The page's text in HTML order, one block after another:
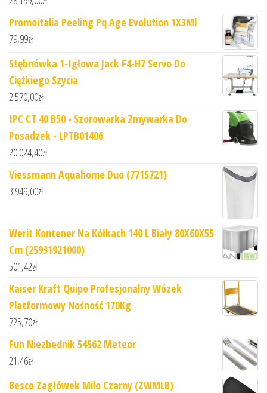
Promoitalia Peeling Pq Age Evolution 1X3Ml
79,99zł
Stębnówka 1-Igłowa Jack F4-H7 Servo Do
Ciężkiego Szycia
2 570,00zł
IPC CT 40 B50 - Szorowarka Zmywarka Do
Posadzek - LPTB01406
20 024,40zł
Viessmann Aquahome Duo (7715721)
3 949,00zł
Werit Kontener Na Kółkach 140 L Biały 80X60X55
Cm (25931921000)
501,42zł
Kaiser Kraft Quipo Profesjonalny Wózek
Platformowy Nośność 170Kg
725,70zł
Fun Niezbednik 54562 Meteor
21,46zł
Besco Zagłówek Milo Czarny (ZWMLB)